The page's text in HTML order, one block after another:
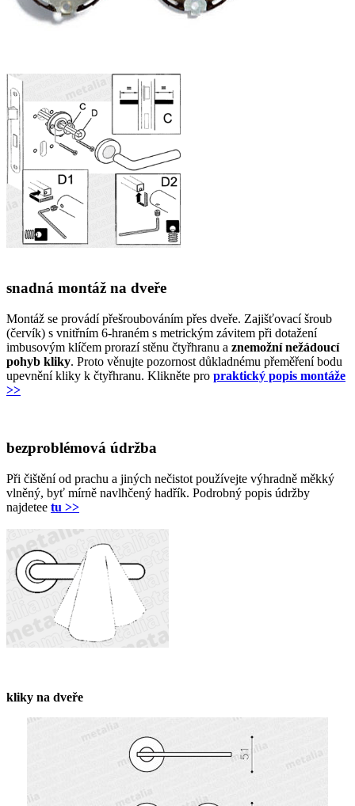
snadná montáž na dveře
Montáž se provádí přešroubováním přes dveře. Zajišťovací šroub
(červík) s vnitřním 6-hraném s metrickým závitem při dotažení
imbusovým klíčem prorazí stěnu čtyřhranu a znemožní nežádoucí
pohyb kliky. Proto věnujte pozornost důkladnému přeměření bodu
upevnění kliky k čtyřhranu. Klikněte pro praktický popis montáže
>>
bezproblémová údržba
Při čištění od prachu a jiných nečistot používejte výhradně měkký
vlněný, byť mírně navlhčený hadřík. Podrobný popis údržby
najdetee tu >>
kliky na dveře